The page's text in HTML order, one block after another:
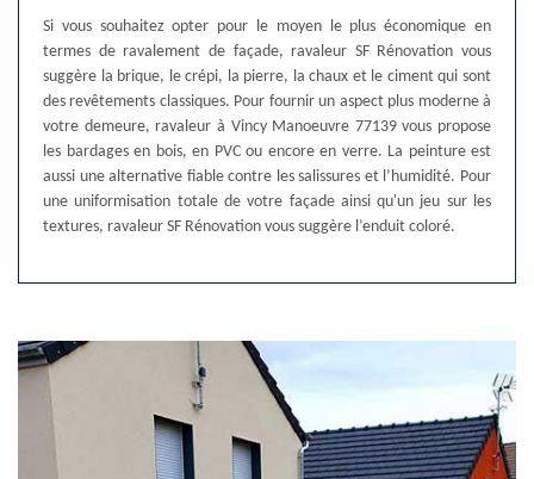
Si vous souhaitez opter pour le moyen le plus économique en
termes de ravalement de façade, ravaleur SF Rénovation vous
suggère la brique, le crépi, la pierre, la chaux et le ciment qui sont
des revêtements classiques. Pour fournir un aspect plus moderne à
votre demeure, ravaleur à Vincy Manoeuvre 77139 vous propose
les bardages en bois, en PVC ou encore en verre. La peinture est
aussi une alternative fiable contre les salissures et l’humidité. Pour
une uniformisation totale de votre façade ainsi qu'un jeu sur les
textures, ravaleur SF Rénovation vous suggère l’enduit coloré.